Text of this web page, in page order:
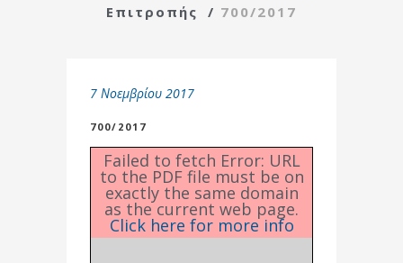
Επιτροπής
/ 700/2017
7 Νοεμβρίου 2017
700/2017
Failed to fetch Error: URL
to the PDF file must be on
exactly the same domain
as the current web page.
Click here for more info